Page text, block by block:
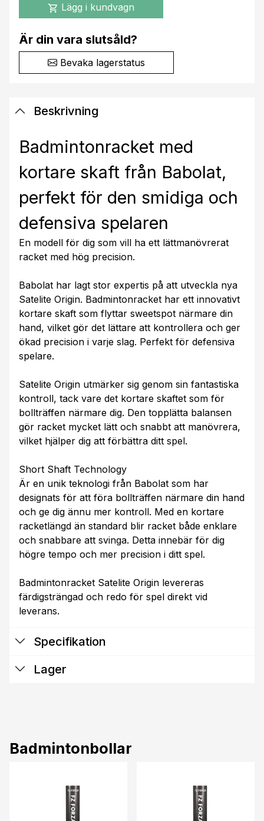
shopping_cart Lägg i kundvagn
Är din vara slutsåld?
Bevaka lagerstatus
Beskrivning
Badmintonracket med
kortare skaft från Babolat,
perfekt för den smidiga och
defensiva spelaren
En modell för dig som vill ha ett lättmanövrerat
racket med hög precision.
Babolat har lagt stor expertis på att utveckla nya
Satelite Origin. Badmintonracket har ett innovativt
kortare skaft som flyttar sweetspot närmare din
hand, vilket gör det lättare att kontrollera och ger
ökad precision i varje slag. Perfekt för defensiva
spelare.
Satelite Origin utmärker sig genom sin fantastiska
kontroll, tack vare det kortare skaftet som för
bollträffen närmare dig. Den topplätta balansen
gör racket mycket lätt och snabbt att manövrera,
vilket hjälper dig att förbättra ditt spel.
Short Shaft Technology
Är en unik teknologi från Babolat som har
designats för att föra bollträffen närmare din hand
och ge dig ännu mer kontroll. Med en kortare
racketlängd än standard blir racket både enklare
och snabbare att svinga. Detta innebär för dig
högre tempo och mer precision i ditt spel.
Badmintonracket Satelite Origin levereras
färdigsträngad och redo för spel direkt vid
leverans.
Specifikation
Lager
Badmintonbollar